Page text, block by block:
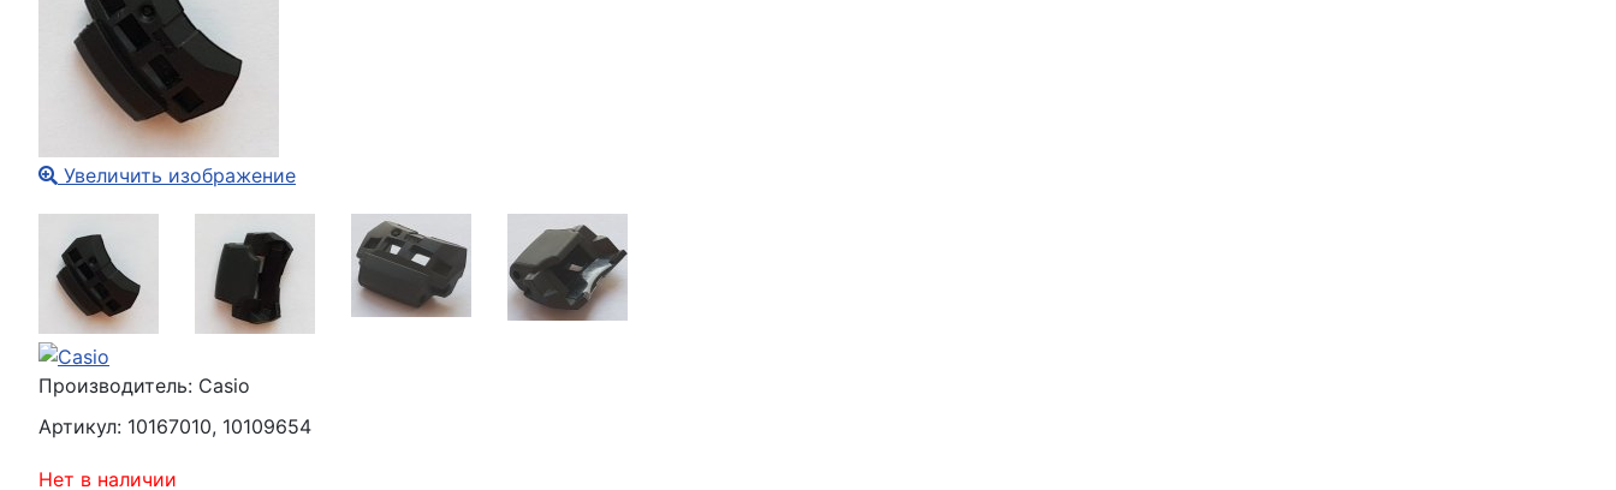
Увеличить изображение
Производитель: Casio
Артикул: 10167010, 10109654
Нет в наличии